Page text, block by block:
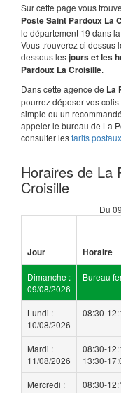
Sur cette page vous
Poste Saint Pardoux La
le département 19 dans
Vous trouverez ci dessus
dessous lesjours et les
Pardoux La Croisille.
Dans cette agence de La
pourrez déposer vos
simple ou un
appeler le bureau de La
consulter lestarifs postaux
Horaires de La
Croisille
Du
Jour Horaire
Dimanche :
09/08/2026
Bureau
Lundi :
10/08/2026
08:30-
Mardi :
11/08/2026
08:30-
13:30-
Mercredi :
08:30-